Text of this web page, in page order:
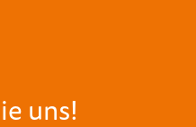
uns!